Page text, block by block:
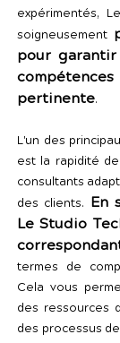
expérimentés,
soigneusement
pour
pertinente.
L'un des
est la rapidité
consultants
des clients. En
Le Studio
termes de
Cela vous
des ressources
des processus